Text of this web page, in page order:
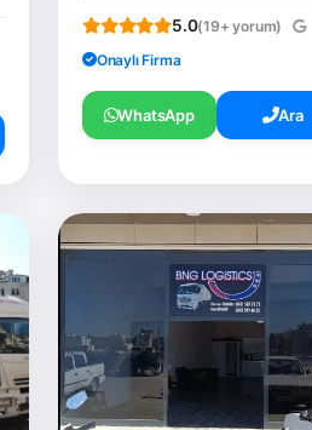
5.0(19+ yorum)
Onaylı Firma
WhatsApp Ara